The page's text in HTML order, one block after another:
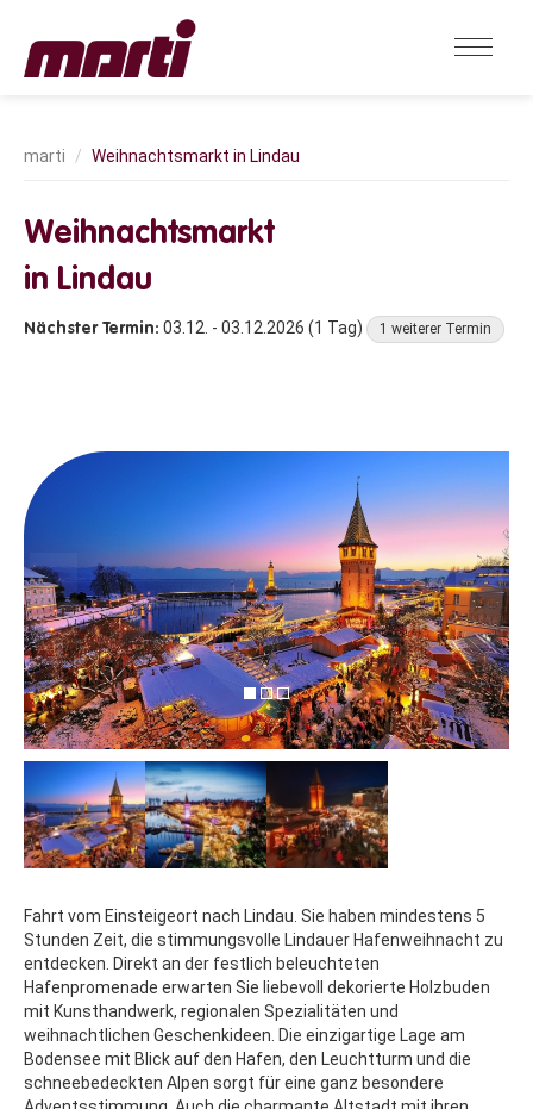
Weihnachtsmarkt in Lindau
Weihnachtsmarkt
in Lindau
03.12. - 03.12.2026 (1 Tag) 1 weiterer Termin
Fahrt vom Einsteigeort nach Lindau. Sie haben mindestens 5
Stunden Zeit, die stimmungsvolle Lindauer Hafenweihnacht zu
entdecken. Direkt an der festlich beleuchteten
Hafenpromenade erwarten Sie liebevoll dekorierte Holzbuden
mit Kunsthandwerk, regionalen Spezialitäten und
weihnachtlichen Geschenkideen. Die einzigartige Lage am
Bodensee mit Blick auf den Hafen, den Leuchtturm und die
schneebedeckten Alpen sorgt für eine ganz besondere